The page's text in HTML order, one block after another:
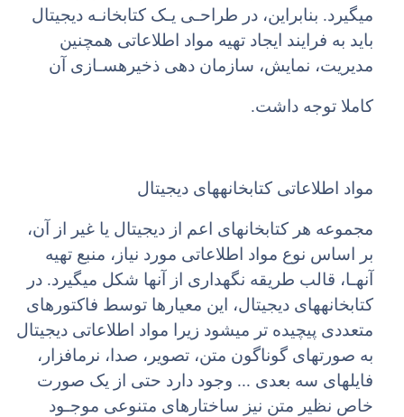
میگیرد. بنابراین، در طراحـی یـک کتابخانـه دیجیتال
باید به فرایند ایجاد تهیه مواد اطلاعاتی همچنین
مدیریت، نمایش، سازمان دهی ذخیرهسـازی آن
کاملا توجه داشت.
مواد اطلاعاتی کتابخانههای دیجیتال
مجموعه هر کتابخانهای اعم از دیجیتال یا غیر از آن،
بر اساس نوع مواد اطلاعاتی مورد نیاز، منبع تهیه
آنهـا، قالب طریقه نگهداری از آنها شکل میگیرد. در
کتابخانههای دیجیتال، این معیارها توسط فاکتورهای
متعددی پیچیده تر میشود زیرا مواد اطلاعاتی دیجیتال
به صورتهای گوناگون متن، تصویر، صدا، نرمافزار،
فایلهای سه بعدی ... وجود دارد حتی از یک صورت
خاص نظیر متن نیز ساختارهای متنوعی موجـود